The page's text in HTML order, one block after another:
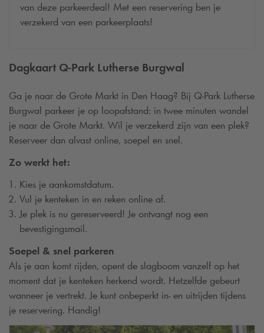
Dagkaart Q-Park Lutherse Burgwal
Ga je naar de Grote Markt in Den Haag? Bij Q-Park Lutherse
Burgwal parkeer je op loopafstand: in twee minuten wandel
je naar de Grote Markt. Wil je verzekerd zijn van een plek?
Reserveer dan alvast online, soepel en snel.
Zo werkt het:
Kies je aankomstdatum.
Vul je kenteken in en reken online af.
Je plek is nu gereserveerd! Je ontvangt nog een
bevestigingsmail.
Soepel & snel parkeren
Als je aan komt rijden, opent de slagboom vanzelf op het
moment dat je kenteken herkend wordt. Hetzelfde gebeurt
wanneer je vertrekt. Je kunt onbeperkt in- en uitrijden tijdens
je reservering. Handig!
van deze parkeerdeal! Met een reservering ben je
verzekerd van een parkeerplaats!